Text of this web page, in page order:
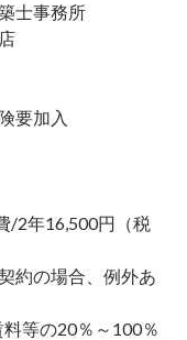
事務所
加入
年16,500円（税
の場合、例外あ
等の20％～100％